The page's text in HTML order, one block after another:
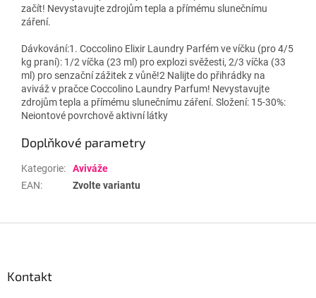
začít! Nevystavujte zdrojům tepla a přímému slunečnímu
záření.
Dávkování:1. Coccolino Elixir Laundry Parfém ve víčku (pro 4/5
kg praní): 1/2 víčka (23 ml) pro explozi svěžesti, 2/3 víčka (33
ml) pro senzační zážitek z vůně!2 Nalijte do přihrádky na
aviváž v pračce Coccolino Laundry Parfum! Nevystavujte
zdrojům tepla a přímému slunečnímu záření. Složení: 15-30%:
Neiontové povrchově aktivní látky
Doplňkové parametry
Kategorie:
Aviváže
EAN: Zvolte variantu
Kontakt